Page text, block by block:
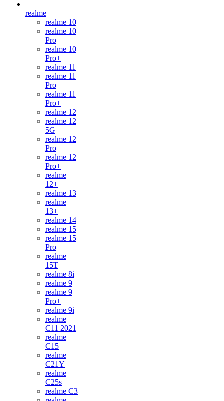
realme
realme 10
realme 10
Pro
realme 10
Pro+
realme 11
realme 11
Pro
realme 11
Pro+
realme 12
realme 12
5G
realme 12
Pro
realme 12
Pro+
realme
12+
realme 13
realme
13+
realme 14
realme 15
realme 15
Pro
realme
15T
realme 8i
realme 9
realme 9
Pro+
realme 9i
realme
C11 2021
realme
C15
realme
C21Y
realme
C25s
realme C3